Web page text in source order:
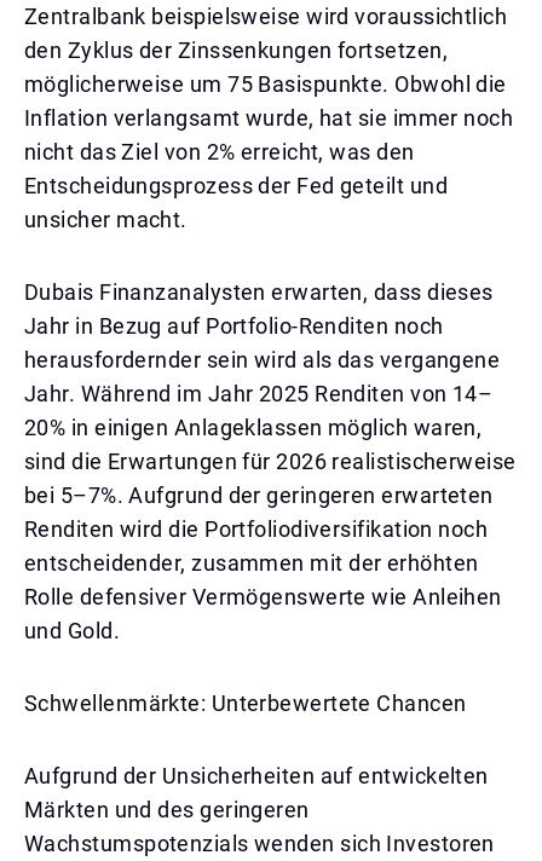
Zentralbank beispielsweise wird voraussichtlich
den Zyklus der Zinssenkungen fortsetzen,
möglicherweise um 75 Basispunkte. Obwohl die
Inflation verlangsamt wurde, hat sie immer noch
nicht das Ziel von 2% erreicht, was den
Entscheidungsprozess der Fed geteilt und
unsicher macht.
Dubais Finanzanalysten erwarten, dass dieses
Jahr in Bezug auf Portfolio-Renditen noch
herausfordernder sein wird als das vergangene
Jahr. Während im Jahr 2025 Renditen von 14–
20% in einigen Anlageklassen möglich waren,
sind die Erwartungen für 2026 realistischerweise
bei 5–7%. Aufgrund der geringeren erwarteten
Renditen wird die Portfoliodiversifikation noch
entscheidender, zusammen mit der erhöhten
Rolle defensiver Vermögenswerte wie Anleihen
und Gold.
Schwellenmärkte: Unterbewertete Chancen
Aufgrund der Unsicherheiten auf entwickelten
Märkten und des geringeren
Wachstumspotenzials wenden sich Investoren